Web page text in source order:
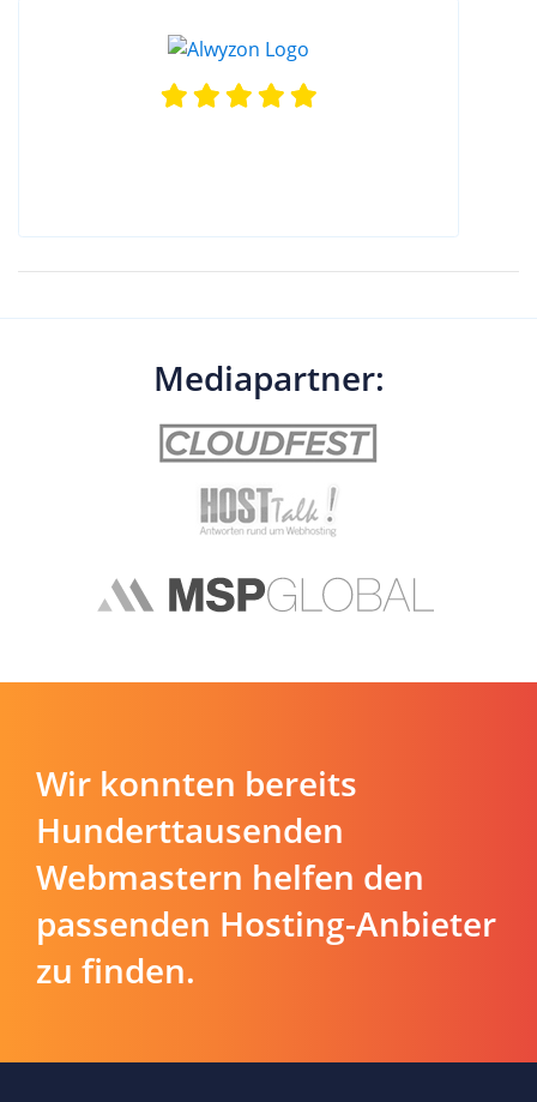
Mediapartner:
Wir konnten bereits
Hunderttausenden
Webmastern helfen den
passenden Hosting-Anbieter
zu finden.